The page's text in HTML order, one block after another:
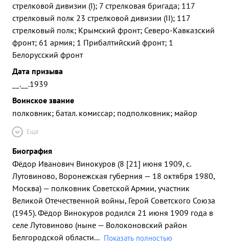
стрелковой дивизии (I); 7 стрелковая бригада; 117
стрелковый полк 23 стрелковой дивизии (II); 117
стрелковый полк; Крымский фронт; Северо-Кавказский
фронт; 61 армия; 1 Прибалтийский фронт; 1
Белорусский фронт
Дата призыва
__.__.1939
Воинское звание
полковник; батал. комиссар; подполковник; майор
Ещё
Биография
Фёдор Иванович Винокуров (8 [21] июня 1909, с.
Лутовиново, Воронежская губерния — 18 октября 1980,
Москва) — полковник Советской Армии, участник
Великой Отечественной войны, Герой Советского Союза
(1945). Фёдор Винокуров родился 21 июня 1909 года в
селе Лутовиново (ныне — Волоконовский район
Белгородской области... Показать полностью